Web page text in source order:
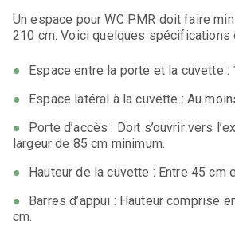
Un espace pour WC PMR doit faire
210 cm. Voici quelques spécifications
Espace entre la porte et la cuvette :
Espace latéral à la cuvette : Au
Porte d’accès : Doit s’ouvrir vers
largeur de 85 cm minimum.
Hauteur de la cuvette : Entre 45 cm
Barres d’appui : Hauteur comprise
cm.